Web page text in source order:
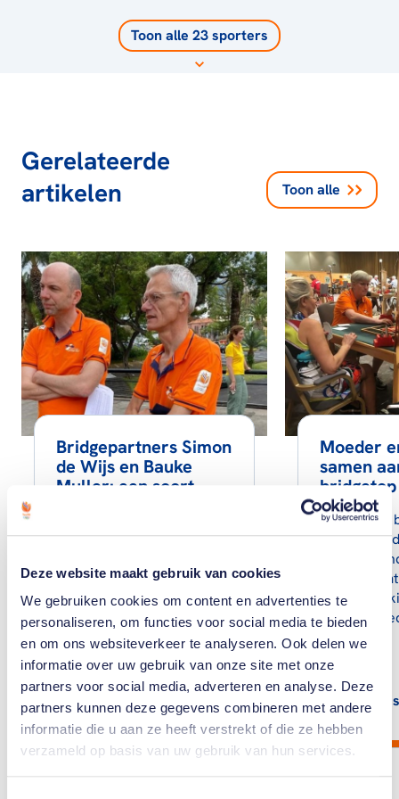
Deze website maakt gebruik van cookies
We gebruiken cookies om content en advertenties te
personaliseren, om functies voor social media te bieden
en om ons websiteverkeer te analyseren. Ook delen we
informatie over uw gebruik van onze site met onze
partners voor social media, adverteren en analyse. Deze
partners kunnen deze gegevens combineren met andere
informatie die u aan ze heeft verstrekt of die ze hebben
verzameld op basis van uw gebruik van hun services.
Toon alle 23 sporters
Gerelateerde
artikelen
Toon alle
Bridgepartners Simon
de Wijs en Bauke
Muller: een soort
Simon de Wijs staat met
jaar aan de internationale
bridgetop. Als vaste
waarde in het
Nederlands…
Lees artikel
Moeder
samen
bridgetop
Er zijn veel
zelden
ouders en
topsport
Moeder…